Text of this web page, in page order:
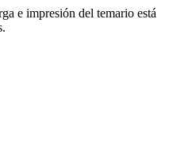
e impresión del temario está